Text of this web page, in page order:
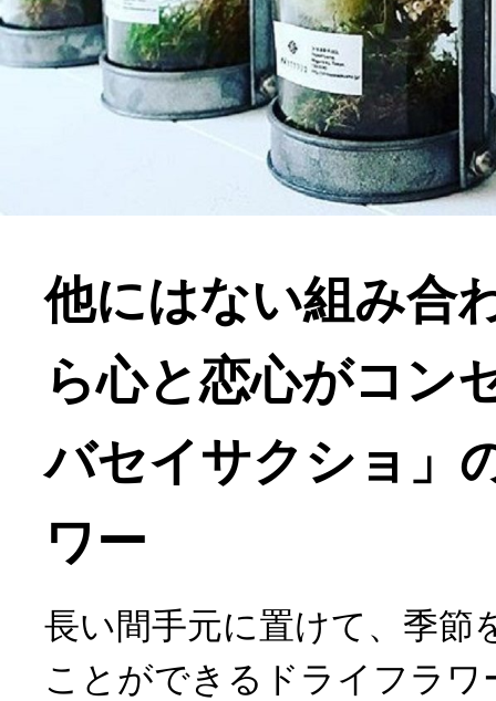
他にはない組み合
ら心と恋心がコン
バセイサクショ」
ワー
長い間手元に置けて、季節
ことができるドライフラ